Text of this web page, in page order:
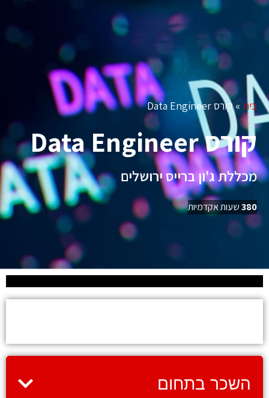
מבדק התאמה להייטק
בית »קורס Data Engineer
קורס Data Engineer
מכללת ג'ון ברייס ירושלים
380שעות אקדמיות
השכר בתחום